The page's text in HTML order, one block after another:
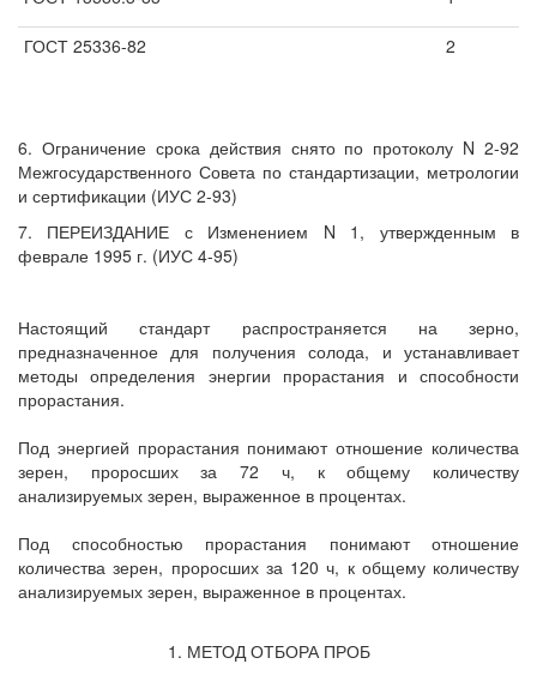
ГОСТ 25336-82 2
6. Ограничение срока действия снято по протоколу N 2-92
Межгосударственного Совета по стандартизации, метрологии
и сертификации (ИУС 2-93)
7. ПЕРЕИЗДАНИЕ с Изменением N 1, утвержденным в
феврале 1995 г. (ИУС 4-95)
Настоящий стандарт распространяется на зерно,
предназначенное для получения солода, и устанавливает
методы определения энергии прорастания и способности
прорастания.
Под энергией прорастания понимают отношение количества
зерен, проросших за 72 ч, к общему количеству
анализируемых зерен, выраженное в процентах.
Под способностью прорастания понимают отношение
количества зерен, проросших за 120 ч, к общему количеству
анализируемых зерен, выраженное в процентах.
1. МЕТОД ОТБОРА ПРОБ